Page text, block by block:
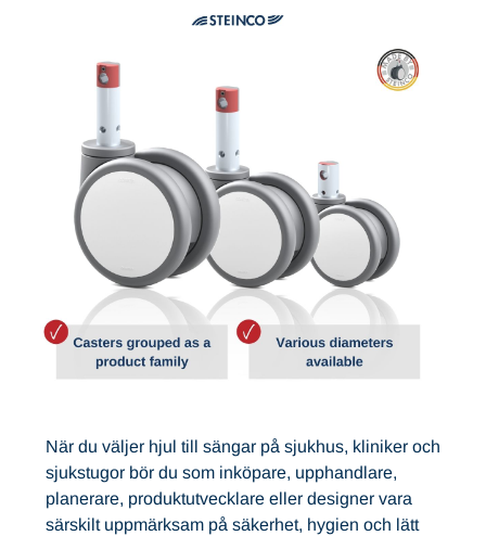
När du väljer hjul till sängar på sjukhus, kliniker och
sjukstugor bör du som inköpare, upphandlare,
planerare, produktutvecklare eller designer vara
särskilt uppmärksam på säkerhet, hygien och lätt